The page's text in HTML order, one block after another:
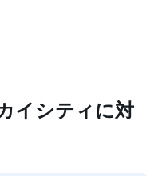
イシティに対